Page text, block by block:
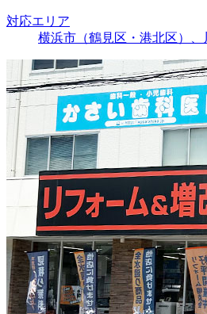
対応エリア
横浜市（鶴見区・港北区）、